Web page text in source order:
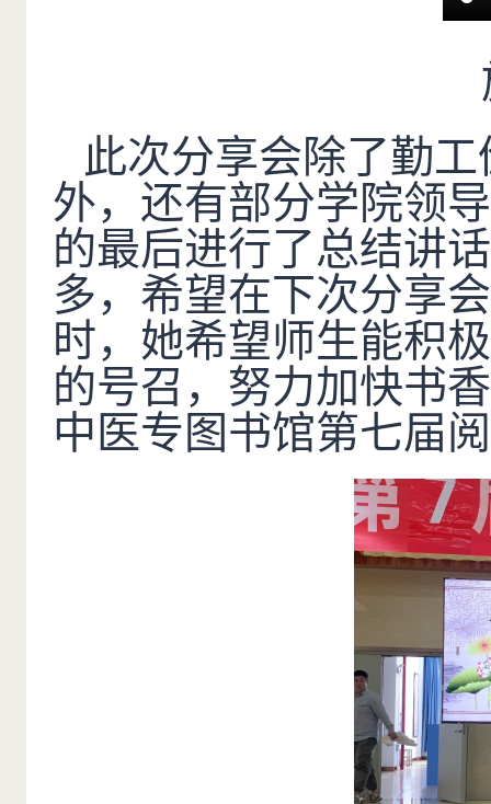
此次分享会除了勤
外，还有部分学院领
的最后进行了总结讲
多，希望在下次分享
时，她希望师生能积
的号召，努力加快书
中医专图书馆第七届